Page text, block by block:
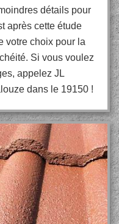
détails pour
après cette étude
votre choix pour la
Si vous voulez
appelez JL
dans le 19150 !